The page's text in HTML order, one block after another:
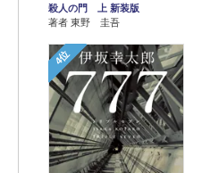
殺人の門 上 新装版
著者 東野 圭吾
4位